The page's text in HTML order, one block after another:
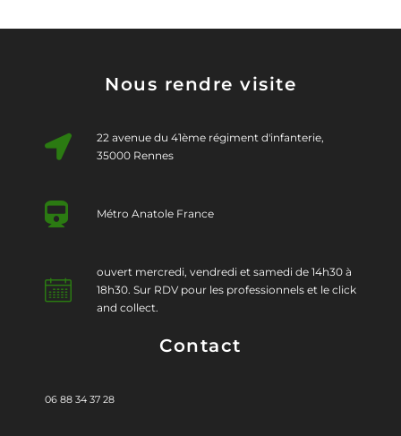
Nous rendre visite
22 avenue du 41ème régiment d'infanterie,
35000 Rennes
Métro Anatole France
ouvert mercredi, vendredi et samedi de 14h30 à
18h30. Sur RDV pour les professionnels et le click
and collect.
Contact
06 88 34 37 28